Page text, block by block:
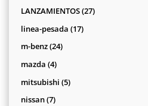
productos
LANZAMIENTOS 2727
linea-pesada 1717
m-benz 2424
mazda 44
productos
mitsubishi 55
nissan 77